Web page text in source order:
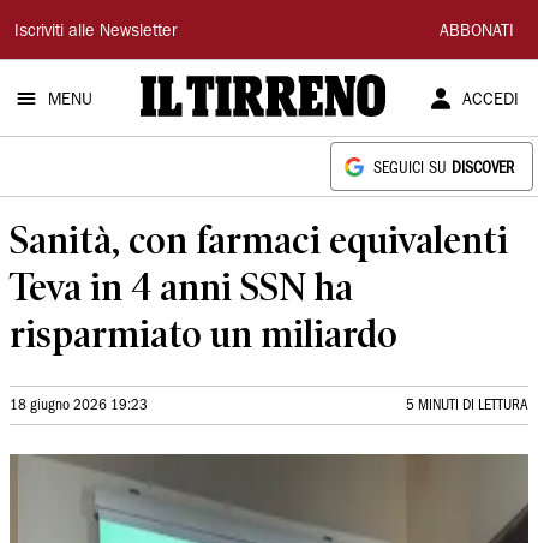
Il
Tirreno
Iscriviti alle Newsletter ABBONATI
MENU ACCEDI
SEGUICI SU DISCOVER
Sanità, con farmaci equivalenti
Teva in 4 anni SSN ha
risparmiato un miliardo
18 giugno 2026 19:23 5 MINUTI DI LETTURA